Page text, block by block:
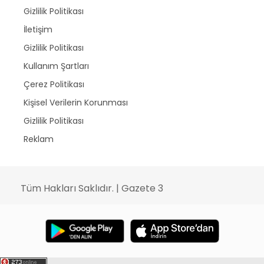
Gizlilik Politikası
İletişim
Gizlilik Politikası
Kullanım Şartları
Çerez Politikası
Kişisel Verilerin Korunması
Gizlilik Politikası
Reklam
Tüm Hakları Saklıdır. | Gazete 3